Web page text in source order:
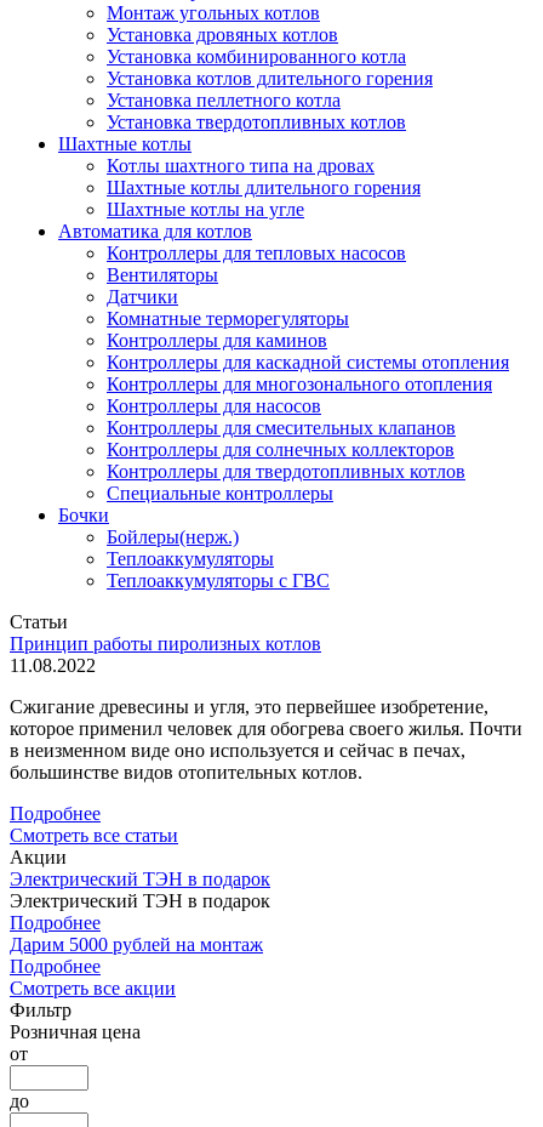
Монтаж угольных котлов
Установка дровяных котлов
Установка комбинированного котла
Установка котлов длительного горения
Установка пеллетного котла
Установка твердотопливных котлов
Шахтные котлы
Котлы шахтного типа на дровах
Шахтные котлы длительного горения
Шахтные котлы на угле
Автоматика для котлов
Контроллеры для тепловых насосов
Вентиляторы
Датчики
Комнатные терморегуляторы
Контроллеры для каминов
Контроллеры для каскадной системы отопления
Контроллеры для многозонального отопления
Контроллеры для насосов
Контроллеры для смесительных клапанов
Контроллеры для солнечных коллекторов
Контроллеры для твердотопливных котлов
Специальные контроллеры
Бочки
Бойлеры(нерж.)
Теплоаккумуляторы
Теплоаккумуляторы с ГВС
Статьи
Принцип работы пиролизных котлов
11.08.2022
Сжигание древесины и угля, это первейшее изобретение,
которое применил человек для обогрева своего жилья. Почти
в неизменном виде оно используется и сейчас в печах,
большинстве видов отопительных котлов.
Подробнее
Смотреть все статьи
Акции
Электрический ТЭН в подарок
Электрический ТЭН в подарок
Подробнее
Дарим 5000 рублей на монтаж
Подробнее
Смотреть все акции
Фильтр
Розничная цена
от
до